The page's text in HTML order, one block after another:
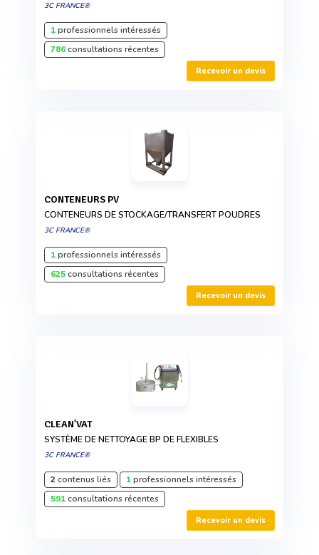
3C FRANCE®
1professionnels intéressés
786consultations récentes
Recevoir un devis
CONTENEURS PV
CONTENEURS DE STOCKAGE/TRANSFERT POUDRES
3C FRANCE®
1professionnels intéressés
625consultations récentes
Recevoir un devis
CLEAN'VAT
SYSTÈME DE NETTOYAGE BP DE FLEXIBLES
3C FRANCE®
2contenus liés 1professionnels intéressés
591consultations récentes
Recevoir un devis